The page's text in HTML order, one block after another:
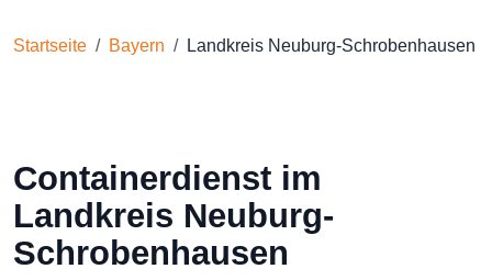
Startseite Bayern Landkreis Neuburg-Schrobenhausen
Containerdienst im
Landkreis Neuburg-
Schrobenhausen